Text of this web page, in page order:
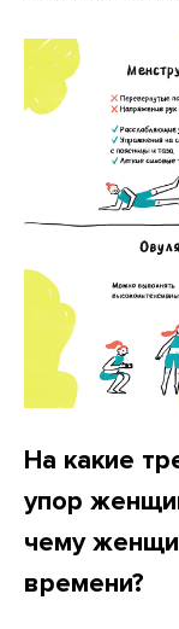
На какие
упор
чему
времени?